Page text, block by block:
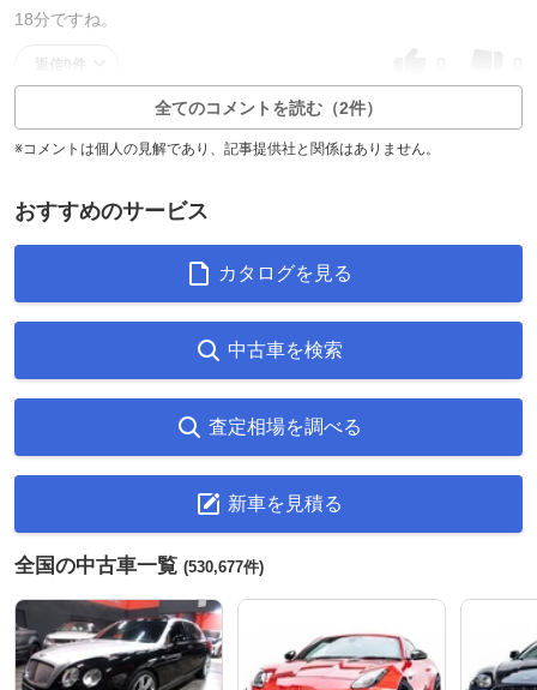
18分ですね。
返信0件
全てのコメントを読む（2件）
※コメントは個人の見解であり、記事提供社と関係はありません。
おすすめのサービス
カタログを見る
中古車を検索
査定相場を調べる
新車を見積る
全国の中古車一覧 (530,677件)